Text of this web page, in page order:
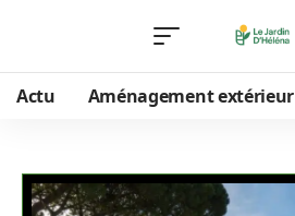
Actu Aménagement extérieur